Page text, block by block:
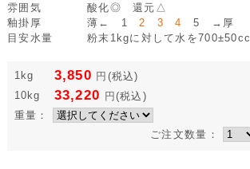
雰囲気
酸化◎ 還元△
釉掛厚
薄← 1 2 3 4
5 →厚
目安水量
粉末1kgに対して水を700±50cc
1kg 3,850 円 (税込)
10kg
33,220 円 (税込)
重量：
ご注文数量：